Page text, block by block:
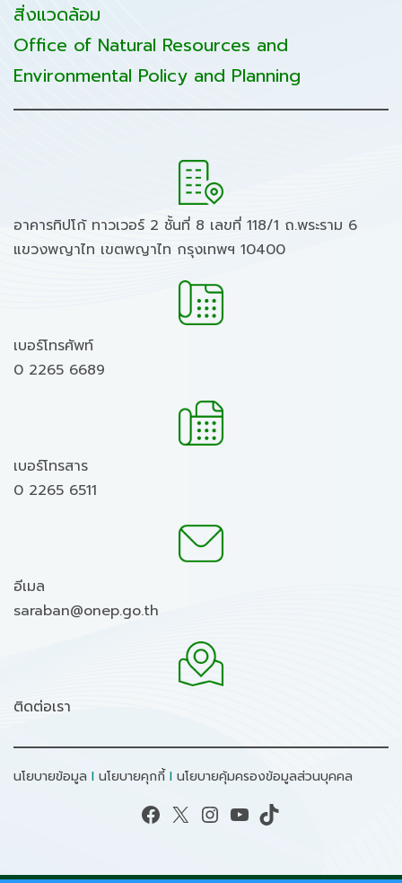
สิ่งแวดล้อม
Office of Natural Resources and
Environmental Policy and Planning
อาคารทิปโก้ ทาวเวอร์ 2 ชั้นที่ 8 เลขที่ 118/1 ถ.พระราม 6
แขวงพญาไท เขตพญาไท กรุงเทพฯ 10400
เบอร์โทรศัพท์
0 2265 6689
เบอร์โทรสาร
0 2265 6511
อีเมล
saraban@onep.go.th
ติดต่อเรา
นโยบายข้อมูล I นโยบายคุกกี้ I นโยบายคุ้มครองข้อมูลส่วนบุคคล
Facebook X Instagram YouTube TikTok